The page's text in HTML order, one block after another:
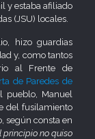
y estaba afiliado
(JSU) locales.
hizo guardias
y, como tantos
al Frente de
de Paredes de
pueblo, Manuel
del fusilamiento
según consta en
principio no quiso